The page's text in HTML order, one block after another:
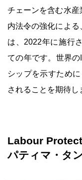
チェーンを含む水産
内法令の強化によ
は、2022年に施行
ての年です。世界
シップを示すため
されることを期待し
Labour
パティマ・タ